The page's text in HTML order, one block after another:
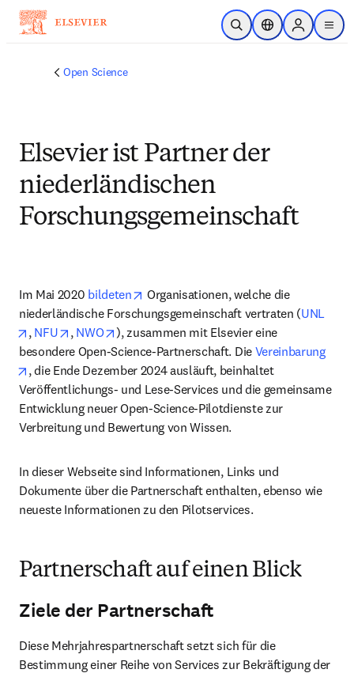
Zum Hauptinhalt wechseln
Suche öffnenStandortauswahl
Sign in to
menu
Open Science
Elsevier ist Partner der
niederländischen
Forschungsgemeinschaft
Im Mai 2020 bildeten opens in new tab/window
Organisationen, welche die
niederländische Forschungsgemeinschaft vertraten (UNL
opens in new tab/window
, NFU opens in new tab/window
, NWO opens in new tab/window
), zusammen mit Elsevier eine
besondere Open-Science-Partnerschaft. Die Vereinbarung
opens in new tab/window
, die Ende Dezember 2024 ausläuft, beinhaltet
Veröffentlichungs- und Lese-Services und die gemeinsame
Entwicklung neuer Open-Science-Pilotdienste zur
Verbreitung und Bewertung von Wissen.
In dieser Webseite sind Informationen, Links und
Dokumente über die Partnerschaft enthalten, ebenso wie
neueste Informationen zu den Pilotservices.
Partnerschaft auf einen Blick
Ziele der Partnerschaft
Diese Mehrjahrespartnerschaft setzt sich für die
Bestimmung einer Reihe von Services zur Bekräftigung der